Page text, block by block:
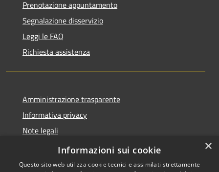
Prenotazione appuntamento
Segnalazione disservizio
Leggi le FAQ
Richiesta assistenza
Amministrazione trasparente
Informativa privacy
Note legali
Dichiarazione di accessibilità
×
Informazioni sui cookie
Questo sito web utilizza cookie tecnici e assimilati strettamente